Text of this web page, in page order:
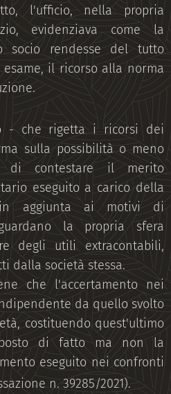
l'ufficio, nella propria
evidenziava come la
socio rendesse del tutto
il ricorso alla norma
- che rigetta i ricorsi dei
sulla possibilità o meno
di contestare il merito
eseguito a carico della
in aggiunta ai motivi di
la propria sfera
degli utili extracontabili,
dalla società stessa.
che l'accertamento nei
da quello svolto
costituendo quest'ultimo
di fatto ma non la
eseguito nei confronti
n. 39285/2021).